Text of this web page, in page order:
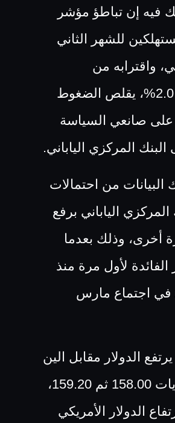
فيه إن تباطؤ مؤشر
للشهر الثاني
واقترابه من
مستويات 2.0%، يقلص الضغوط
على صانعي السياسة
البنك المركزي الياباني.
البيانات من احتمالات
المركزي الياباني برفع
أخرى، وذلك بعدما
لأول مرة منذ
عام 2007 في اجتماع مارس
الدولار مقابل الين
الى مستويات 158.00 ثم 159.20،
الدولار الأمريكي